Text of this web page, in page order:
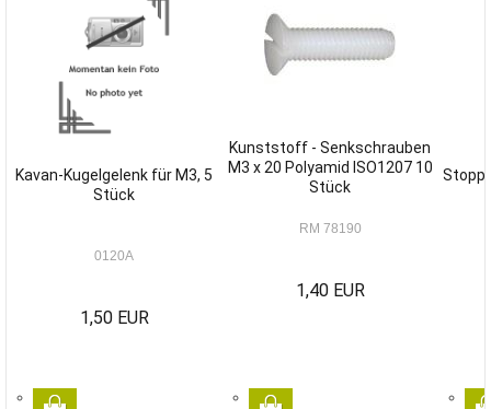
Kavan-Kugelgelenk für M3, 5
Stück
0120A
1,50 EUR
Kunststoff - Senkschrauben
M3 x 20 Polyamid ISO1207 10
Stück
RM 78190
1,40 EUR